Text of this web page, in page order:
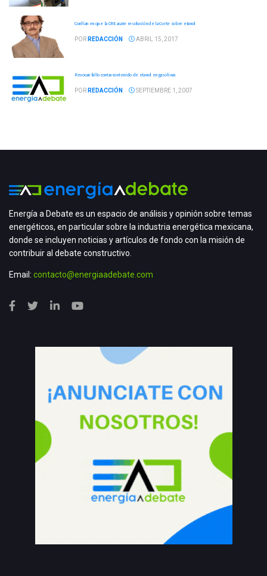
Confían en que la CRE acate resolución de la Corte sobre etanol
POR REDACCIÓN ABRIL 15, 2017
Revocan fallo contra contenido de etanol en gasolinas
POR REDACCIÓN SEPTIEMBRE 1, 2007
Energía a Debate es un espacio de análisis y opinión sobre temas
energéticos, en particular sobre la industria energética mexicana,
donde se incluyen noticias y artículos de fondo con la misión de
contribuir al debate constructivo.
Email: contacto@energiaadebate.com